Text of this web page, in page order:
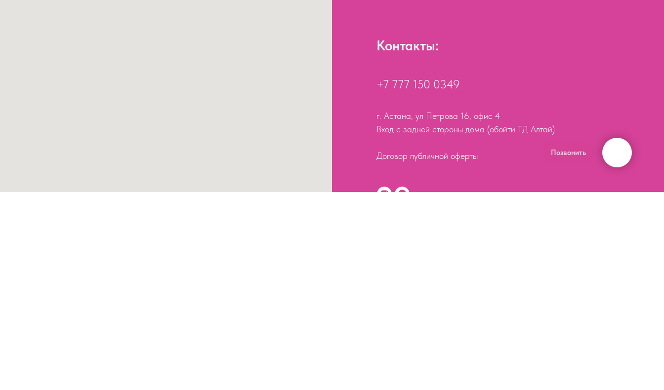
Позвонить
Контакты:
+7 777 150 0349
г. Астана, ул Петрова 16, офис 4
Вход с задней стороны дома (обойти ТД Алтай)
Договор публичной оферты